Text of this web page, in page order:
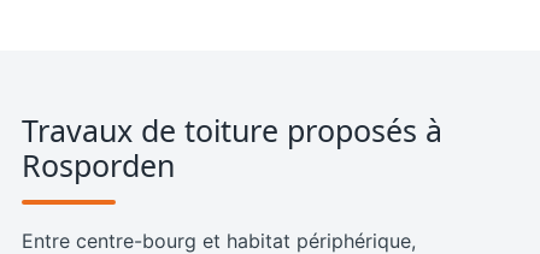
Travaux de toiture proposés à
Rosporden
Entre centre-bourg et habitat périphérique,